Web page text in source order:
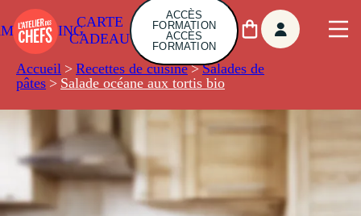
CARTE
CADEAU
ACCÈS
FORMATION
ACCÈS
FORMATION
Accueil > Recettes de cuisine > Salades de
pâtes > Salade océane aux tortis bio